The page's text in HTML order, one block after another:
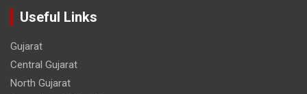
Useful Links
Gujarat
Central Gujarat
North Gujarat